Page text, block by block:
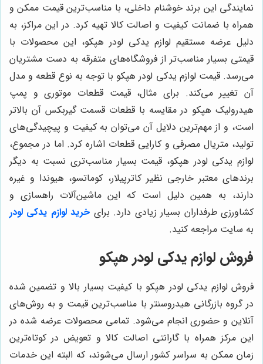
نمایندگی این برند خوشنام داخلی، با مناسب‌ترین قیمت ممکن و
همراه با ضمانت کیفیت و اصالت کالا تهیه کرد. در این مراکز، به
دلیل عرضه مستقیم لوازم یدکی لودر هپکو، این محصولات با
قیمتی بسیار مناسب‌تر از فروشگاه‌های متفرقه به دست مشتریان
می‌رسد. قیمت لوازم یدکی لودر هپکو با توجه به نوع قطعه و مدل
آن تغییر می‌کند. برای مثال، قیمت قطعات موتوری و پمپ
هیدرولیک هپکو در مقایسه با قطعات قسمت گیربکس آن بالاتر
است، و از مهم‌ترین دلایل آن می‌توان به کیفیت و پیچیدگی‌های
تولید، متریال مصرفی و کارایی قطعات اشاره کرد. اما در مجموع،
لوازم یدکی لودر هپکو، قیمت بسیار مناسب‌تری نسبت به دیگر
برندهای معتبر خارجی نظیر کاترپیلار، کوماتسو، هیوندا و غیره
دارند، به همین دلیل است که این ماشین‌آلات راهسازی و
کشاورزی طرفداران بسیار زیادی دارد. برای خرید لوازم یدکی لودر
به سایت مراجعه کنید.
فروش لوازم یدکی لودر هپکو
فروش لوازم یدکی لودر هپکو با کیفیت بسیار بالا و تضمین شده
در گروه بازرگانی هیدروسنتر با مناسب‌ترین قیمت و به روش‌های
آنلاین و حضوری انجام می‌شود. تمامی محصولات عرضه شده در
این مرکز همراه با گارانتی اصالت کالا و تعویض در کوتاه‌ترین
زمان ممکن به سراسر کشور ارسال می‌شوند، که البته این خدمات